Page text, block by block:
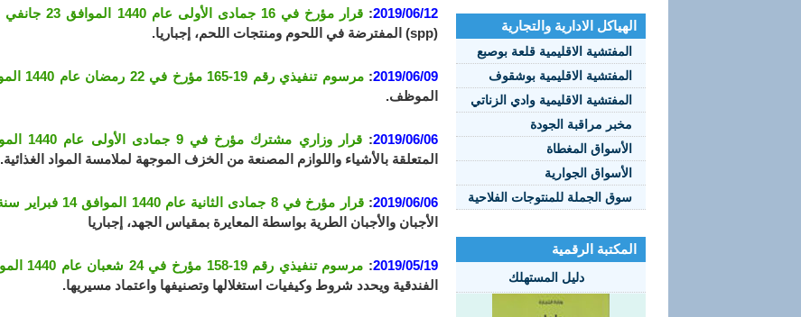
الهياكل الادارية والتجارية
المفتشية الاقليمية قلعة بوصبع
المفتشية الاقليمية بوشقوف
المفتشية الاقليمية وادي الزناتي
مخبر مراقبة الجودة
الأسواق المغطاة
الأسواق الجوارية
سوق الجملة للمنتوجات الفلاحية
المكتبة الرقمية
دليل المستهلك
2019/06/12
: قرار مؤرخ في 16 جمادى الأولى عام 1440 الموافق 23 جانفي سنة 2019
(spp) المفترضة في اللحوم ومنتجات اللحم، إجباريا.
2019/06/09
: مرسوم تنفيذي رقم 19-165 مؤرخ في 22 رمضان عام 1440 الموافق 27 مايو سنة 2019
الموظف.
2019/06/06
: قرار وزاري مشترك مؤرخ في 9 جمادى الأولى عام 1440 الموافق 16 جانفي سنة 2019
المتعلقة بالأشياء واللوازم المصنعة من الخزف الموجهة لملامسة المواد الغذائية.
2019/06/06
: قرار مؤرخ في 8 جمادى الثانية عام 1440 الموافق 14 فبراير سنة 2019
الأجبان والأجبان الطرية بواسطة المعايرة بمقياس الجهد، إجباريا
2019/05/19
: مرسوم تنفيذي رقم 19-158 مؤرخ في 24 شعبان عام 1440 الموافق 30 أبريل سنة 2019
الفندقية ويحدد شروط وكيفيات استغلالها وتصنيفها واعتماد مسيريها.